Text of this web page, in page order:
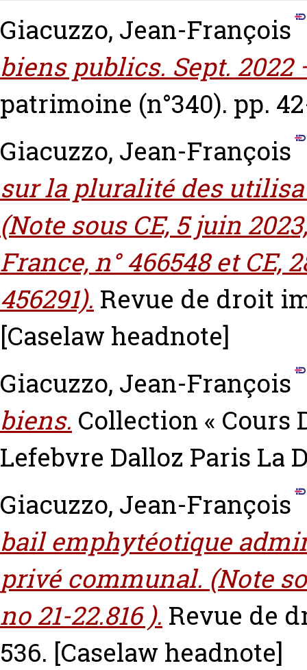
Giacuzzo, Jean-François
biens publics. Sept. 2022
patrimoine (n°340). pp.
Giacuzzo, Jean-François
sur la pluralité des
(Note sous CE, 5 juin
France, n° 466548 et CE,
456291). Revue de droit
[Caselaw headnote]
Giacuzzo, Jean-François
biens. Collection « Cours
Lefebvre Dalloz Paris La
Giacuzzo, Jean-François
bail emphytéotique
privé communal. (Note
no 21-22.816 ). Revue de
536. [Caselaw headnote]